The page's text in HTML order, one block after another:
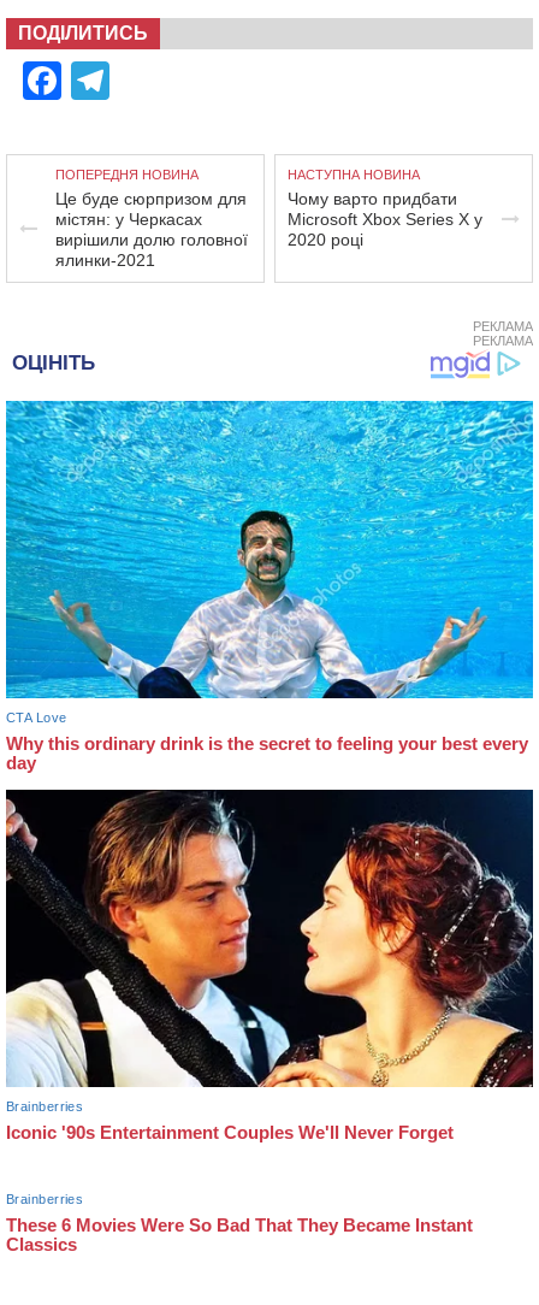
ПОДІЛИТИСЬ
Facebook
ПОПЕРЕДНЯ НОВИНА
Це буде сюрпризом для
містян: у Черкасах
вирішили долю головної
ялинки-2021
НАСТУПНА НОВИНА
Чому варто придбати
Microsoft Xbox Series X у
2020 році
РЕКЛАМА
РЕКЛАМА